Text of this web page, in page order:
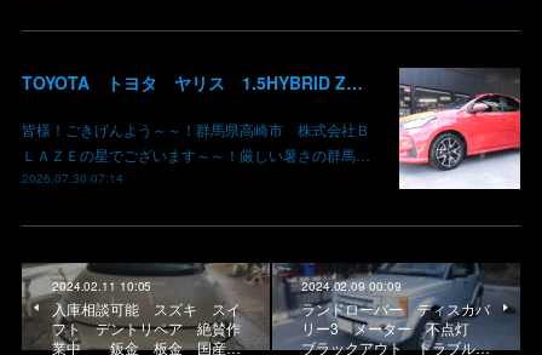
TOYOTA トヨタ ヤリス 1.5HYBRID Z 御納車 MXPH10 コーラルクリスタルシャイン 3U7 群馬県高崎市 株式会社BLAZE
皆様！ごきげんよう～～！群馬県高崎市 株式会社Ｂ
ＬＡＺＥの星でございます～～！厳しい暑さの群馬…
2026.07.30 07:14
2024.02.11 10:05
入庫相談可能 スズキ スイ
フト デントリペア 絶賛作
業中 鈑金 板金 国産…
2024.02.09 00:09
ランドローバー ディスカバ
リー3 メーター 不点灯
ブラックアウト トラブル…